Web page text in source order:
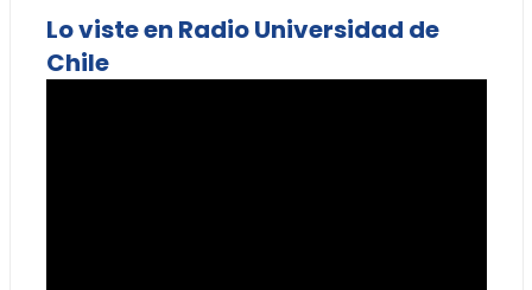
Lo viste en Radio Universidad de
Chile